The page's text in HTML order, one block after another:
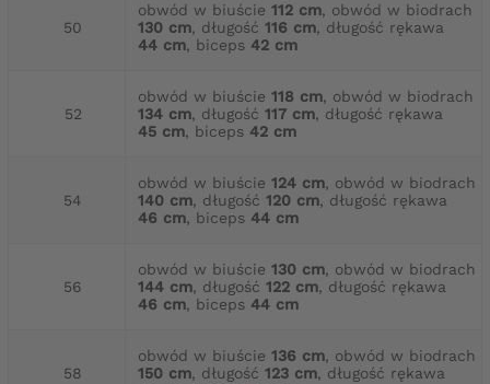
50
obwód w biuście 112 cm, obwód w biodrach
130 cm, długość 116 cm, długość rękawa
44 cm, biceps 42 cm
52
obwód w biuście 118 cm, obwód w biodrach
134 cm, długość 117 cm, długość rękawa
45 cm, biceps 42 cm
54
obwód w biuście 124 cm, obwód w biodrach
140 cm, długość 120 cm, długość rękawa
46 cm, biceps 44 cm
56
obwód w biuście 130 cm, obwód w biodrach
144 cm, długość 122 cm, długość rękawa
46 cm, biceps 44 cm
58
obwód w biuście 136 cm, obwód w biodrach
150 cm, długość 123 cm, długość rękawa